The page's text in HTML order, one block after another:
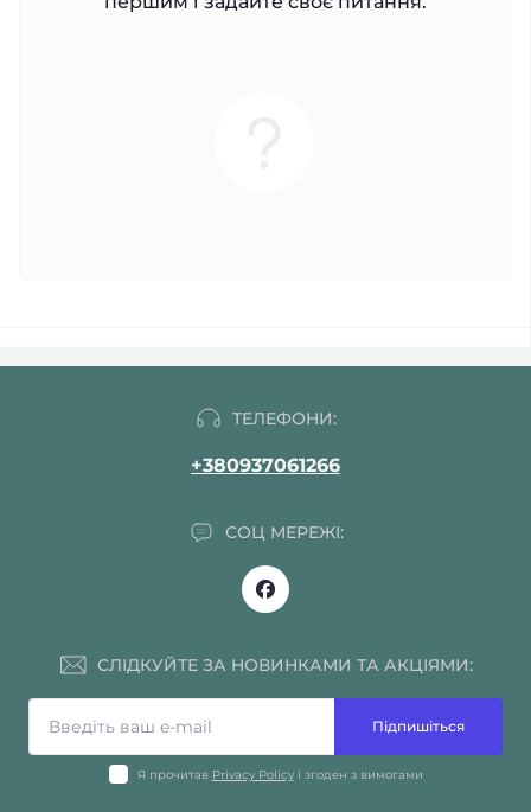
ТЕЛЕФОНИ:
+380937061266
СОЦ МЕРЕЖІ:
СЛІДКУЙТЕ ЗА НОВИНКАМИ ТА АКЦІЯМИ:
Підпишіться
Я прочитав Privacy Policyі згоден з вимогами